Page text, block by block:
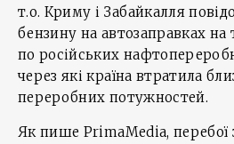
т.о. Криму і Забайкалля
бензину на автозаправках на
по російських
через які країна втратила
переробних потужностей.
Як пише PrimaMedia, перебої